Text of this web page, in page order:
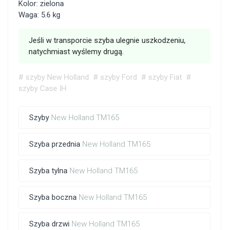
Szyby New Holland TM165
Szyba przednia New Holland TM165
Szyba tylna New Holland TM165
Szyba boczna New Holland TM165
Szyba drzwi New Holland TM165
Kolor: zielona
Waga: 5.6 kg
Jeśli w transporcie szyba ulegnie uszkodzeniu,
natychmiast wyślemy drugą.
# szyby New Holland # szyby Ford # szyby Fiat #
szyby Case IH